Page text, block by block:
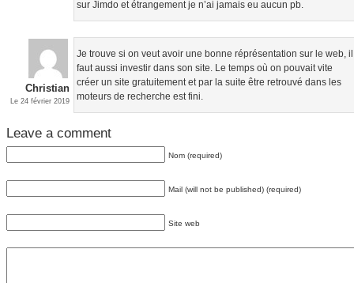
sur Jimdo et étrangement je n’ai jamais eu aucun pb.
Christian
Le 24 février 2019
Je trouve si on veut avoir une bonne réprésentation sur le web, il
faut aussi investir dans son site. Le temps où on pouvait vite
créer un site gratuitement et par la suite être retrouvé dans les
moteurs de recherche est fini.
Leave a comment
Nom (required)
Mail (will not be published) (required)
Site web